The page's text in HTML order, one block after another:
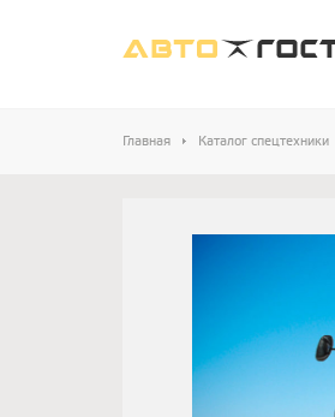
Главная Каталог спецтехники